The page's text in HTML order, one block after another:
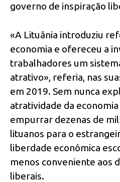
governo de inspiração
«A Lituânia introduziu
economia e ofereceu a
trabalhadores um
atrativo», referia, nas
em 2019. Sem nunca
atratividade da
empurrar dezenas de
lituanos para o
liberdade econômica
menos conveniente aos
liberais.